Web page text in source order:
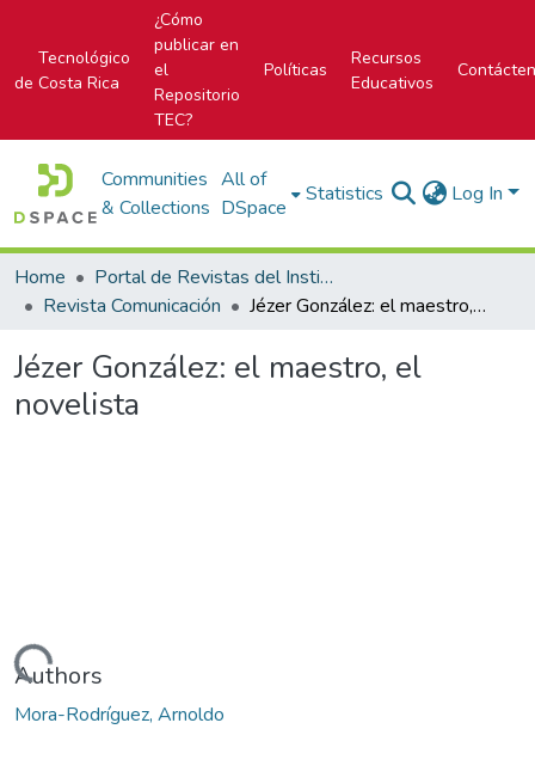
Tecnológico
de Costa Rica
¿Cómo
publicar en
el
Repositorio
TEC?
Políticas
Recursos
Educativos
Communities
& Collections
All of
DSpace
Statistics Log In
Home
Portal de Revistas del Instituto Tecnológico de Costa Rica
Revista Comunicación
Jézer González: el maestro, el novelista
Jézer González: el maestro, el
novelista
Authors
Mora-Rodríguez, Arnoldo